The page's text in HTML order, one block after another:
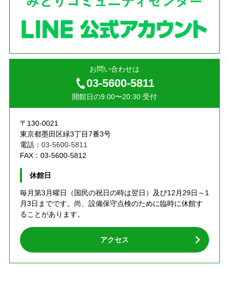
お問い合わせは
03-5600-5811
開館日の9:00〜20:30 受付
〒130-0021
東京都墨田区緑3丁目7番3号
電話： 03-5600-5811
FAX：03-5600-5812
休館日
毎月第3月曜日（国民の祝日の時は翌日）及び12月29日～1
月3日までです。尚、設備保守点検のために臨時に休館す
ることがあります。
アクセス